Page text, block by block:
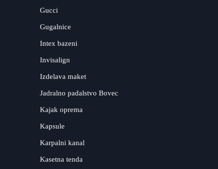
Gucci
Gugalnice
Intex bazeni
Invisalign
Izdelava maket
Jadralno padalstvo Bovec
Kajak oprema
Kapsule
Karpalni kanal
Kasetna tenda